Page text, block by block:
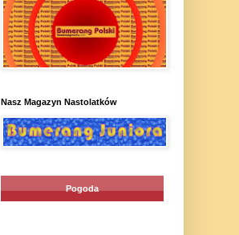
Nasz Magazyn Nastolatków
Pogoda